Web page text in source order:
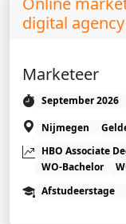
digital agency
Marketeer
September 2026
Nijmegen
HBO Associate
WO-Bachelor
Afstudeerstage